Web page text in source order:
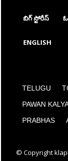
బిగ్ స్టోరీస్
ENGLISH
TELUGU
PAWAN
PRABHAS
© Copyright